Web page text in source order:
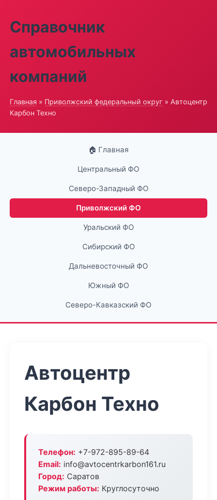
Справочник
автомобильных
компаний
Главная » Приволжский федеральный округ » Автоцентр
Карбон Техно
🏠 Главная
Центральный ФО
Северо-Западный ФО
Приволжский ФО
Уральский ФО
Сибирский ФО
Дальневосточный ФО
Южный ФО
Северо-Кавказский ФО
Автоцентр
Карбон Техно
Телефон: +7-972-895-89-64
Email: info@avtocentrkarbon161.ru
Город: Саратов
Режим работы: Круглосуточно